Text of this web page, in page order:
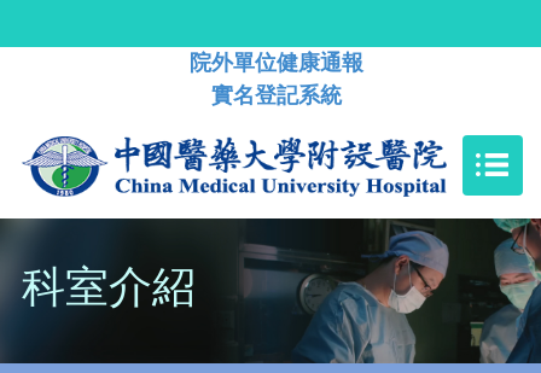
院外單位健康通報
實名登記系統
科室介紹